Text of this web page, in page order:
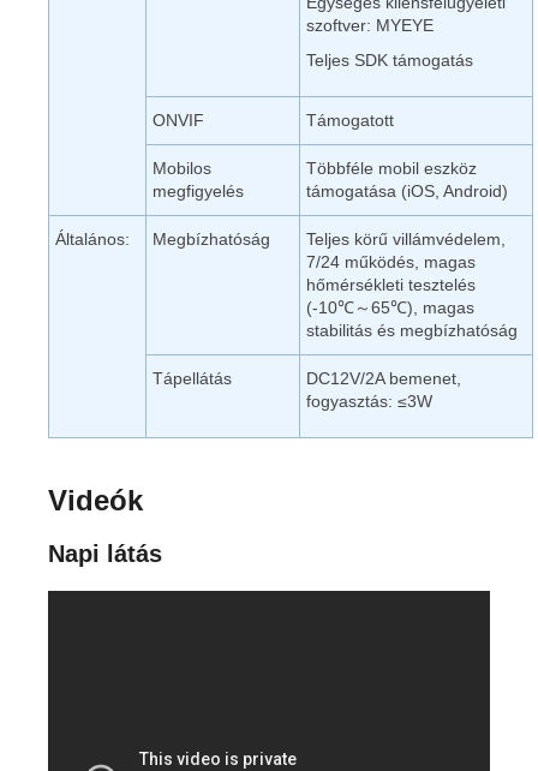
szoftver: MYEYE
Teljes SDK támogatás
ONVIF Támogatott
Mobilos
megfigyelés
Többféle mobil eszköz
támogatása (iOS, Android)
Általános: Megbízhatóság
Teljes körű villámvédelem,
7/24 működés, magas
hőmérsékleti tesztelés
(-10℃～65℃), magas
stabilitás és megbízhatóság
Tápellátás
DC12V/2A bemenet,
fogyasztás: ≤3W
Videók
Napi látás